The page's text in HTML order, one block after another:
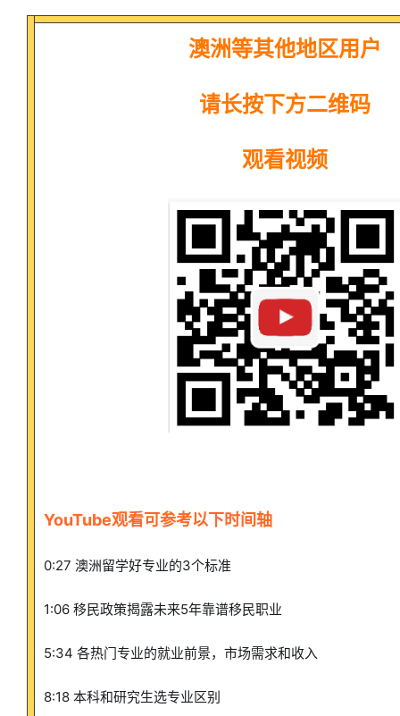
澳洲等其他地区用户
请长按下方二维码
观看视频
YouTube观看可参考以下时间轴
0:27 澳洲留学好专业的3个标准
1:06 移民政策揭露未来5年靠谱移民职业
5:34 各热门专业的就业前景，市场需求和收入
8:18 本科和研究生选专业区别